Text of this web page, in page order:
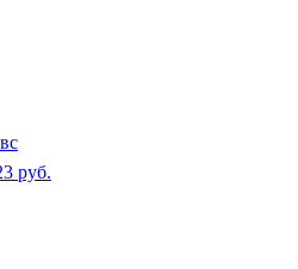
руб.